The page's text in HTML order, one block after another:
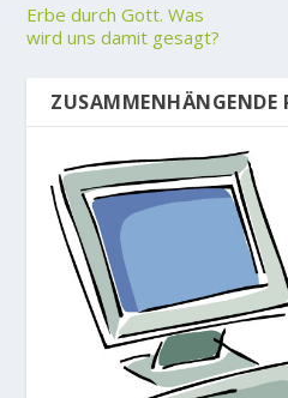
Erbe durch Gott. Was
wird uns damit gesagt?
ZUSAMMENHÄNGENDE